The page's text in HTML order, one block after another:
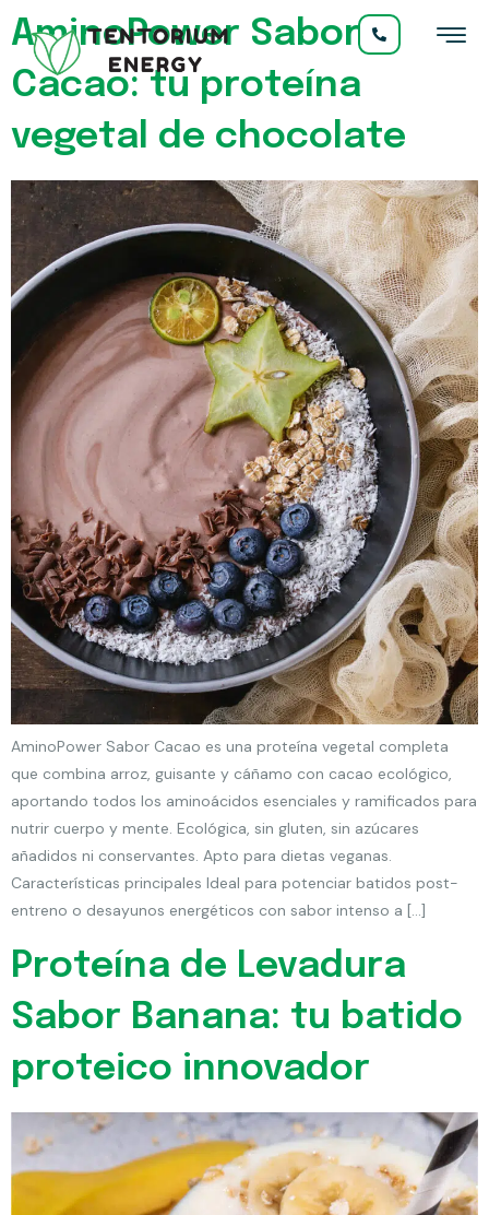
AminoPower Sabor
Cacao: tu proteína
vegetal de chocolate
AminoPower Sabor Cacao es una proteína vegetal completa
que combina arroz, guisante y cáñamo con cacao ecológico,
aportando todos los aminoácidos esenciales y ramificados para
nutrir cuerpo y mente. Ecológica, sin gluten, sin azúcares
añadidos ni conservantes. Apto para dietas veganas.
Características principales Ideal para potenciar batidos post-
entreno o desayunos energéticos con sabor intenso a […]
Proteína de Levadura
Sabor Banana: tu batido
proteico innovador